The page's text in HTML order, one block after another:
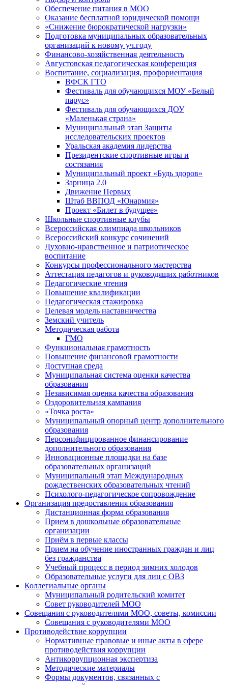
Обеспечение питания в МОО
Оказание бесплатной юридической помощи
«Снижение бюрократической нагрузки»
Подготовка муниципальных образовательных
организаций к новому уч.году
Финансово-хозяйственная деятельность
Августовская педагогическая конференция
Воспитание, социализация, профориентация
ВФСК ГТО
Фестиваль для обучающихся МОУ «Белый
парус»
Фестиваль для обучающихся ДОУ
«Маленькая страна»
Муниципальный этап Защиты
исследовательских проектов
Уральская академия лидерства
Президентские спортивные игры и
состязания
Муниципальный проект «Будь здоров»
Зарница 2.0
Движение Первых
Штаб ВВПОД «Юнармия»
Проект «Билет в будущее»
Школьные спортивные клубы
Всероссийская олимпиада школьников
Всероссийский конкурс сочинений
Духовно-нравственное и патриотическое
воспитание
Конкурсы профессионального мастерства
Аттестация педагогов и руководящих работников
Педагогические чтения
Повышение квалификации
Педагогическая стажировка
Целевая модель наставничества
Земский учитель
Методическая работа
ГМО
Функциональная грамотность
Повышение финансовой грамотности
Доступная среда
Муниципальная система оценки качества
образования
Независимая оценка качества образования
Оздоровительная кампания
«Точка роста»
Муниципальный опорный центр дополнительного
образования
Персонифицированное финансирование
дополнительного образования
Инновационные площадки на базе
образовательных организаций
Муниципальный этап Международных
рождественских образовательных чтений
Психолого-педагогическое сопровождение
Организация предоставления образования
Дистанционная форма образования
Прием в дошкольные образовательные
организации
Приём в первые классы
Прием на обучение иностранных граждан и лиц
без гражданства
Учебный процесс в период зимних холодов
Образовательные услуги для лиц с ОВЗ
Коллегиальные органы
Муниципальный родительский комитет
Совет руководителей МОО
Совещания с руководителями МОО, советы, комиссии
Совещания с руководителями МОО
Противодействие коррупции
Нормативные правовые и иные акты в сфере
противодействия коррупции
Антикоррупционная экспертиза
Методические материалы
Формы документов, связанных с